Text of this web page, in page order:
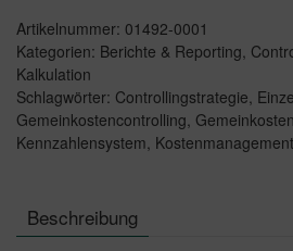
Artikelnummer: 01492-0001
Kategorien: Berichte & Reporting,
Kalkulation
Schlagwörter: Controllingstrategie,
Gemeinkostencontrolling,
Kennzahlensystem, Kostenmanagement
Beschreibung